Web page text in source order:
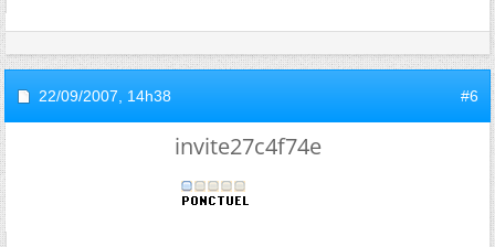
22/09/2007, 14h38 #6
invite27c4f74e